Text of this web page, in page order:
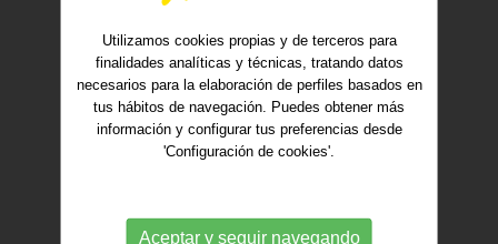
SABADELL
Ramon Llull, 40
Tel. 93 710 93 34
Fax. 93 710 67 68
✉ E-mail
P.I. Sta Margarida II
Tel. 93 780 97 00
Utilizamos cookies propias y de terceros para
finalidades analíticas y técnicas, tratando datos
necesarios para la elaboración de perfiles basados en
tus hábitos de navegación. Puedes obtener más
información y configurar tus preferencias desde
'Configuración de cookies'.
Aceptar y seguir navegando